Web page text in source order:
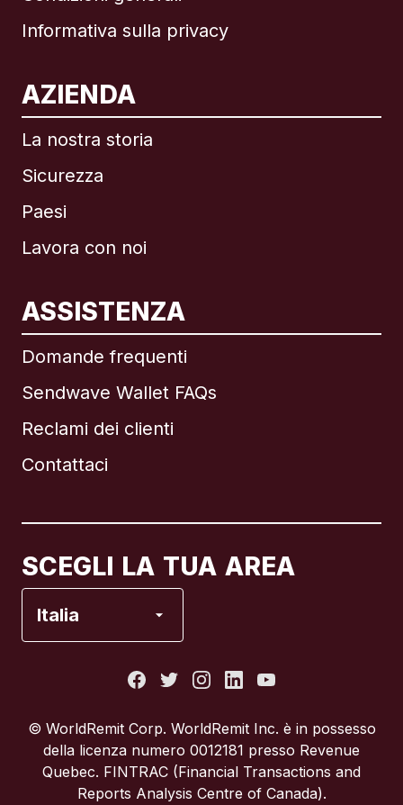
Informativa sulla privacy
AZIENDA
La nostra storia
Sicurezza
Paesi
Lavora con noi
ASSISTENZA
Domande frequenti
Sendwave Wallet FAQs
Reclami dei clienti
Contattaci
SCEGLI LA TUA AREA
Italia
Internazionale English
Brasile
Regno Unito
© WorldRemit Corp.‍ WorldRemit Inc. è in possesso
della licenza numero 0012181 presso Revenue
Quebec. FINTRAC (Financial Transactions and
Reports Analysis Centre of Canada).